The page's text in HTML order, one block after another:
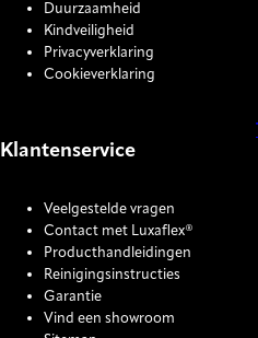
Duurzaamheid
Kindveiligheid
Privacyverklaring
Cookieverklaring
Klantenservice
Veelgestelde vragen
Contact met Luxaflex®
Producthandleidingen
Reinigingsinstructies
Garantie
Vind een showroom